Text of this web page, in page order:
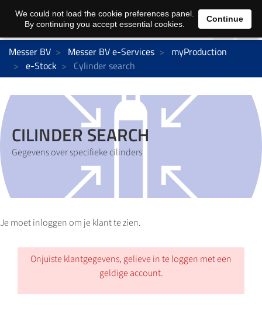
Messer BV Messer BV e-Services
myProduction
e-Stock
Cylinder search
CILINDER SEARCH
Gegevens over specifieke cilinders
Je moet inloggen om je klant te zien.
Onjuiste klantgegevens, gelieve in te loggen met een
geldige account.
We could not load the cookie preferences panel.
By continuing you accept essential cookies.
Continue